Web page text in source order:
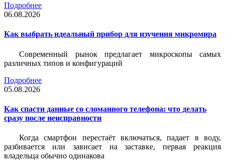
Подробнее
06.08.2026
Как выбрать идеальный прибор для изучения микромира
Современный рынок предлагает микроскопы самых
различных типов и конфигураций
Подробнее
05.08.2026
Как спасти данные со сломанного телефона: что делать
сразу после неисправности
Когда смартфон перестаёт включаться, падает в воду,
разбивается или зависает на заставке, первая реакция
владельца обычно одинакова